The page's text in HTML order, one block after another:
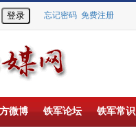
忘记密码 免费注册
微博 铁军论坛 铁军常识